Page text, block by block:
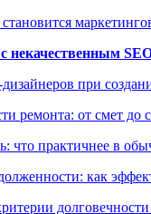
с некачественным
при
ремонта: от смет до
что практичнее в
как